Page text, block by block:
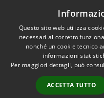
Dichiarazione di
Accessibilità
Questo sito web utilizza
necessari al corretto
nonché un cookie tecnico
informazioni
Per maggiori dettagli, può
ACCETTA TUTTO